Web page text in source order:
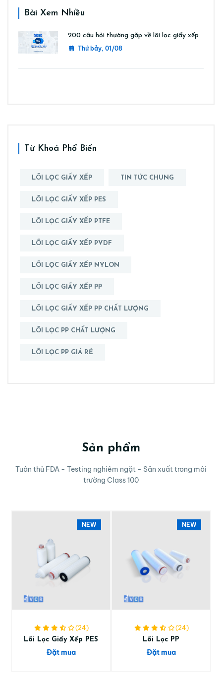
Bài Xem Nhiều
200 câu hỏi thường gặp về lõi lọc giấy xếp
Thứ bảy, 01/08
Từ Khoá Phổ Biến
LÕI LỌC GIẤY XẾP TIN TỨC CHUNG
LÕI LỌC GIẤY XẾP PES
LÕI LỌC GIẤY XẾP PTFE
LÕI LỌC GIẤY XẾP PVDF
LÕI LỌC GIẤY XẾP NYLON
LÕI LỌC GIẤY XẾP PP
LÕI LỌC GIẤY XẾP PP CHẤT LƯỢNG
LÕI LỌC PP CHẤT LƯỢNG
LÕI LỌC PP GIÁ RẺ
Sản phẩm
Tuân thủ FDA - Testing nghiêm ngặt - Sản xuất trong môi
trường Class 100
NEW
(24)
Lõi Lọc Giấy Xếp PES
Đặt mua
NEW
(24)
Lõi Lọc PP
Đặt mua